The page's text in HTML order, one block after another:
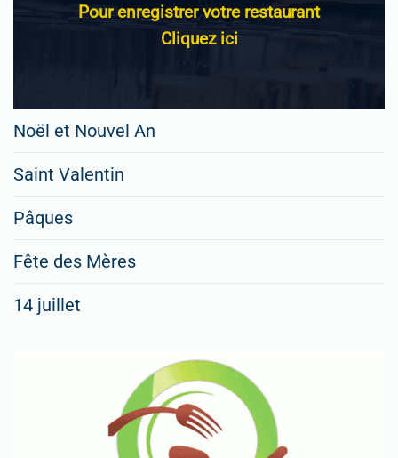
Pour enregistrer votre restaurant
Cliquez ici
Noël et Nouvel An
Saint Valentin
Pâques
Fête des Mères
14 juillet